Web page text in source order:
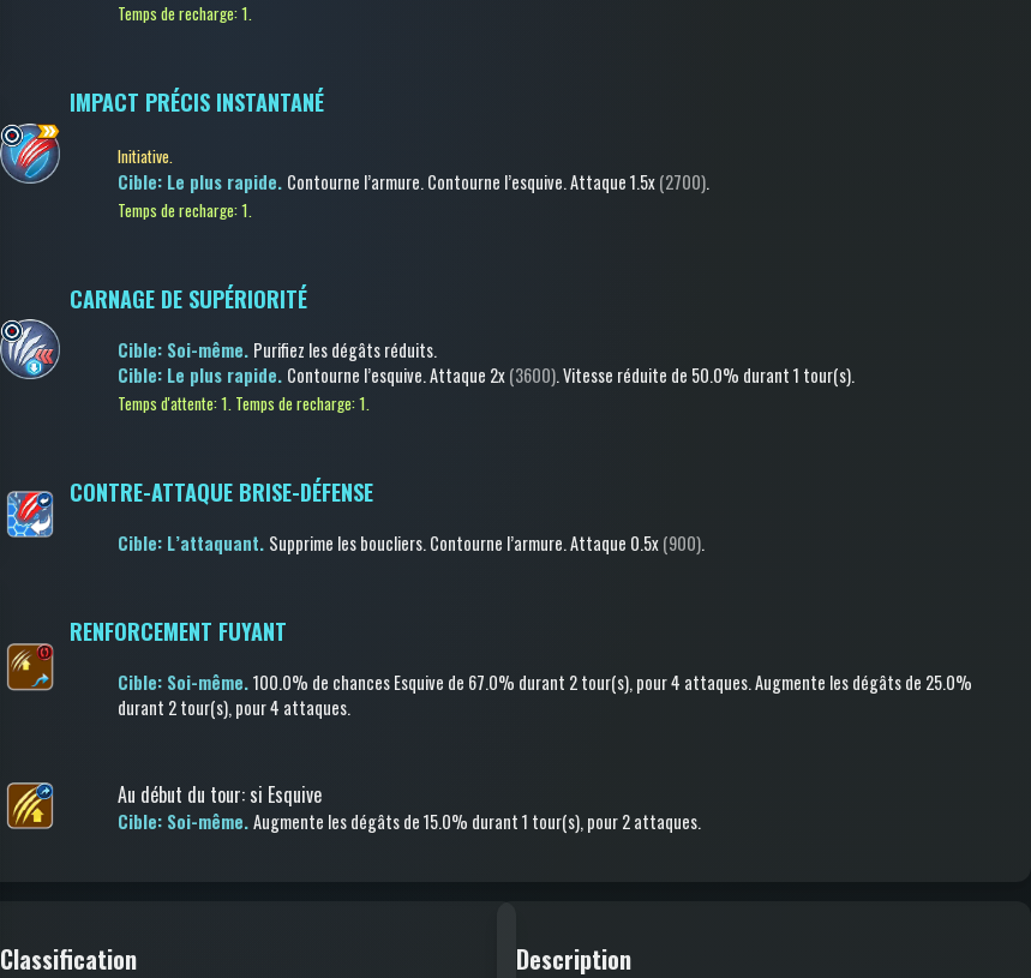
Temps de recharge: 1.
IMPACT PRÉCIS INSTANTANÉ
Initiative.
Cible: Le plus rapide. Contourne l’armure.Contourne l’esquive.Attaque1.5x(2700).
Temps de recharge: 1.
CARNAGE DE SUPÉRIORITÉ
Cible: Soi-même. Purifiez les dégâts réduits.
Cible: Le plus rapide. Contourne l’esquive.Attaque 2x(3600).Vitesse réduite de 50.0% durant 1 tour(s).
Temps d'attente: 1. Temps de recharge: 1.
CONTRE-ATTAQUE BRISE-DÉFENSE
Cible: L’attaquant. Supprime les boucliers.Contourne l’armure.Attaque 0.5x(900).
RENFORCEMENT FUYANT
Cible: Soi-même.100.0% de chancesEsquive de 67.0% durant 2 tour(s), pour 4 attaques.Augmente les dégâtsde 25.0%
durant 2 tour(s), pour 4 attaques.
Au début du tour:si Esquive
Cible: Soi-même.Augmente les dégâtsde 15.0% durant 1 tour(s), pour 2 attaques.
Classification Description